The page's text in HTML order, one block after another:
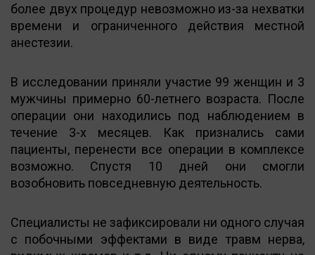
более двух процедур невозможно из-за нехватки
времени и ограниченного действия местной
анестезии.
В исследовании приняли участие 99 женщин и 3
мужчины примерно 60-летнего возраста. После
операции они находились под наблюдением в
течение 3-х месяцев. Как признались сами
пациенты, перенести все операции в комплексе
возможно. Спустя 10 дней они смогли
возобновить повседневную деятельность.
Специалисты не зафиксировали ни одного случая
с побочными эффектами в виде травм нерва,